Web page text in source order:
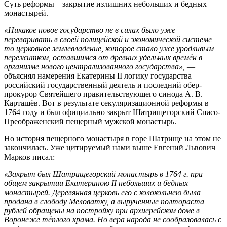
Суть реформы – закрытие излишних небольших и бедных
монастырей.
«Никакое новое государство не в силах было уже
переваривать в своей полицейской и экономической системе
то церковное землевладение, которое стало уже уродливым
пережитком, оставшимся от древних удельных времён в
организме нового централизованного государства», —
объяснял намерения Екатерины II логику государства
российский государственный деятель и последний обер-
прокурор Святейшего правительствующего синода А. В.
Карташёв. Вот в результате секуляризационной реформы в
1764 году и был официально закрыт Шатрищегорский Спасо-
Преображенский пещерный мужской монастырь.
Но история пещерного монастыря в горе Шатрище на этом не
закончилась. Уже цитируемый нами выше Евгений Львович
Марков писал:
«Закрыт был Шатрищегорский монастырь в 1764 г. при
общем закрытии Екатериною II небольших и бедных
монастырей. Деревянная церковь его с колокольнею была
продана в слободу Меловатку, а вырученные полтораста
рублей обращены на постройку при архиерейском доме в
Воронеже тёплого храма. Но вера народа не сообразовалась с